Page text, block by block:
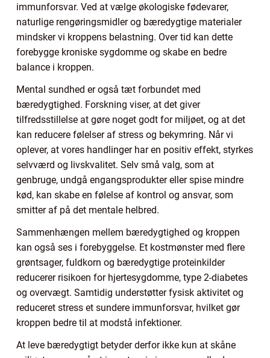
immunforsvar. Ved at vælge økologiske fødevarer,
naturlige rengøringsmidler og bæredygtige materialer
mindsker vi kroppens belastning. Over tid kan dette
forebygge kroniske sygdomme og skabe en bedre
balance i kroppen.
Mental sundhed er også tæt forbundet med
bæredygtighed. Forskning viser, at det giver
tilfredsstillelse at gøre noget godt for miljøet, og at det
kan reducere følelser af stress og bekymring. Når vi
oplever, at vores handlinger har en positiv effekt, styrkes
selvværd og livskvalitet. Selv små valg, som at
genbruge, undgå engangsprodukter eller spise mindre
kød, kan skabe en følelse af kontrol og ansvar, som
smitter af på det mentale helbred.
Sammenhængen mellem bæredygtighed og kroppen
kan også ses i forebyggelse. Et kostmønster med flere
grøntsager, fuldkorn og bæredygtige proteinkilder
reducerer risikoen for hjertesygdomme, type 2-diabetes
og overvægt. Samtidig understøtter fysisk aktivitet og
reduceret stress et sundere immunforsvar, hvilket gør
kroppen bedre til at modstå infektioner.
At leve bæredygtigt betyder derfor ikke kun at skåne